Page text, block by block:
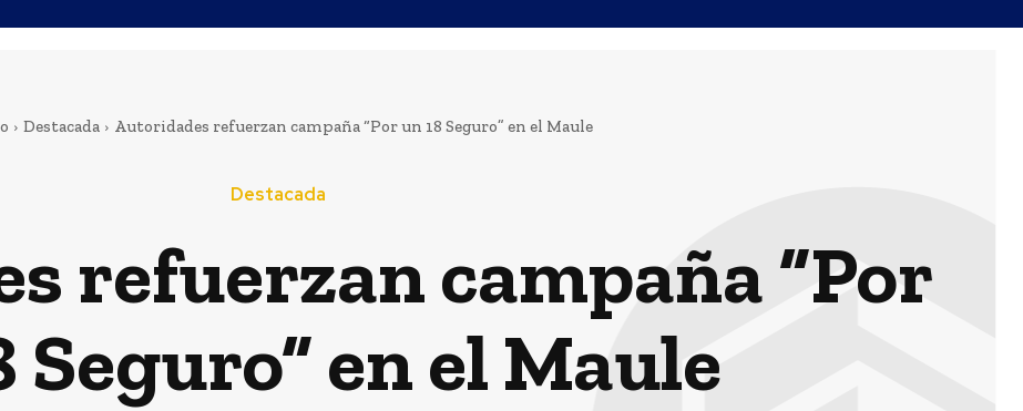
Destacada Autoridades refuerzan campaña “Por un 18 Seguro” en el Maule
Destacada
refuerzan campaña “Por
Seguro” en el Maule